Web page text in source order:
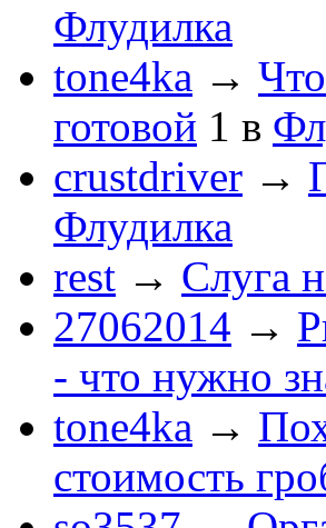
Флудилка
tone4ka →
готовой 1 в
crustdriver →
Флудилка
rest → Слуга
27062014 →
- что нужно
tone4ka →
стоимость